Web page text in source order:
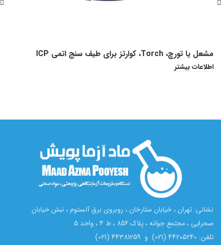
مشعل یا تورچ، Torch، کوارتز برای طیف سنج اتمی ICP
اطلاعات بیشتر
نشانی: تهران ، خیابان ستارخان ، روبروی برق آلستوم ، نبش خیابان
صحرایی ، مجتمع جوانه ، پلاک 856 ، ط 4 ، واحد 5
تلفن: 44205240 (021) و 44381259 (021)